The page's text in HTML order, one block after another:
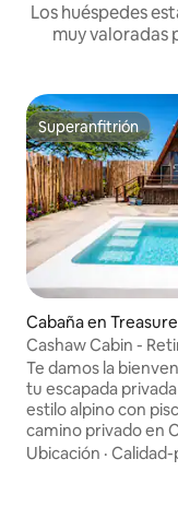
Los huéspedes
muy valoradas
Superanfitrión
Superanfitrión
Cabaña en
Cashaw Cabin -
piscina
Te damos la
tu escapada
estilo alpino con
camino privado en
en Treasure Beach.
Ubicación ·